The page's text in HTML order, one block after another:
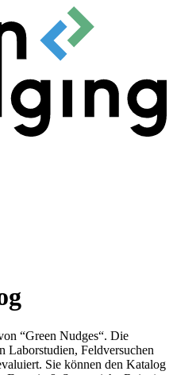
“Green Nudges“. Die
Laborstudien, Feldversuchen
Sie können den Katalog